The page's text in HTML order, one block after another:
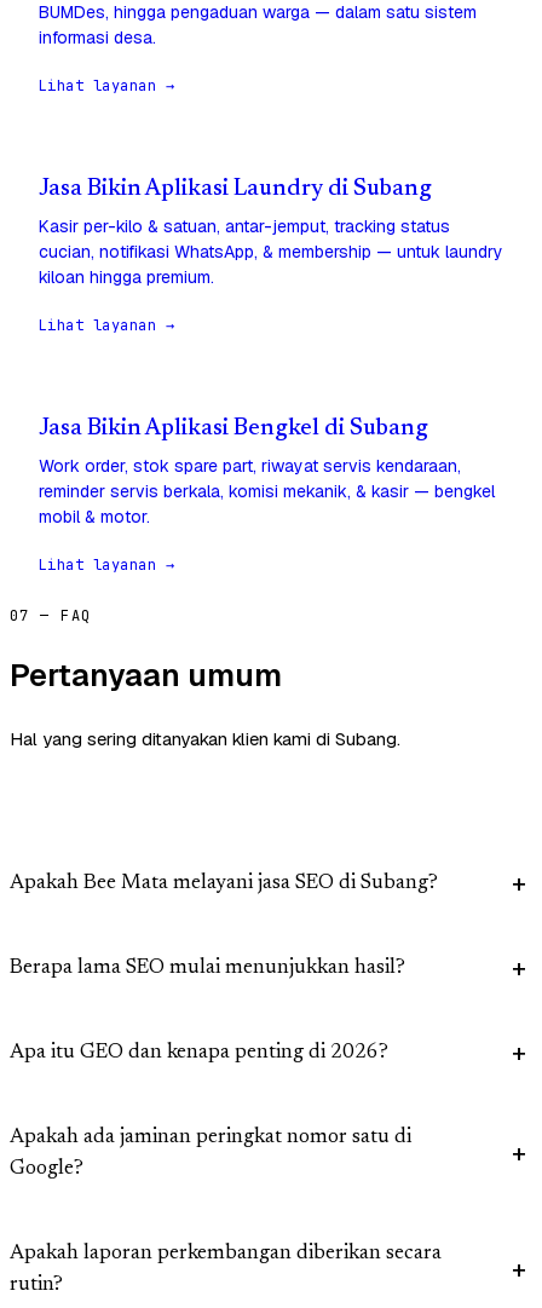
BUMDes, hingga pengaduan warga — dalam satu sistem
informasi desa.
Lihat layanan →
Jasa Bikin Aplikasi Laundry di Subang
Kasir per-kilo & satuan, antar-jemput, tracking status
cucian, notifikasi WhatsApp, & membership — untuk laundry
kiloan hingga premium.
Lihat layanan →
Jasa Bikin Aplikasi Bengkel di Subang
Work order, stok spare part, riwayat servis kendaraan,
reminder servis berkala, komisi mekanik, & kasir — bengkel
mobil & motor.
Lihat layanan →
07 — FAQ
Pertanyaan umum
Hal yang sering ditanyakan klien kami di Subang.
Apakah Bee Mata melayani jasa SEO di Subang?
Berapa lama SEO mulai menunjukkan hasil?
Apa itu GEO dan kenapa penting di 2026?
Apakah ada jaminan peringkat nomor satu di
Google?
Apakah laporan perkembangan diberikan secara
rutin?